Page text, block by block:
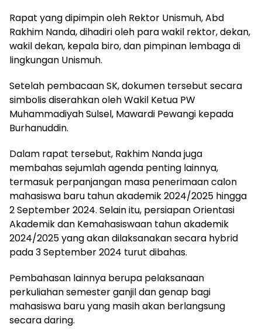
Rapat yang dipimpin oleh Rektor Unismuh, Abd
Rakhim Nanda, dihadiri oleh para wakil rektor, dekan,
wakil dekan, kepala biro, dan pimpinan lembaga di
lingkungan Unismuh.
Setelah pembacaan SK, dokumen tersebut secara
simbolis diserahkan oleh Wakil Ketua PW
Muhammadiyah Sulsel, Mawardi Pewangi kepada
Burhanuddin.
Dalam rapat tersebut, Rakhim Nanda juga
membahas sejumlah agenda penting lainnya,
termasuk perpanjangan masa penerimaan calon
mahasiswa baru tahun akademik 2024/2025 hingga
2 September 2024. Selain itu, persiapan Orientasi
Akademik dan Kemahasiswaan tahun akademik
2024/2025 yang akan dilaksanakan secara hybrid
pada 3 September 2024 turut dibahas.
Pembahasan lainnya berupa pelaksanaan
perkuliahan semester ganjil dan genap bagi
mahasiswa baru yang masih akan berlangsung
secara daring.